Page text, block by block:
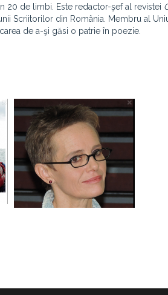
20 de limbi. Este redactor-şef al revistei
Scriitorilor din România. Membru al
de a-şi găsi o patrie în poezie.